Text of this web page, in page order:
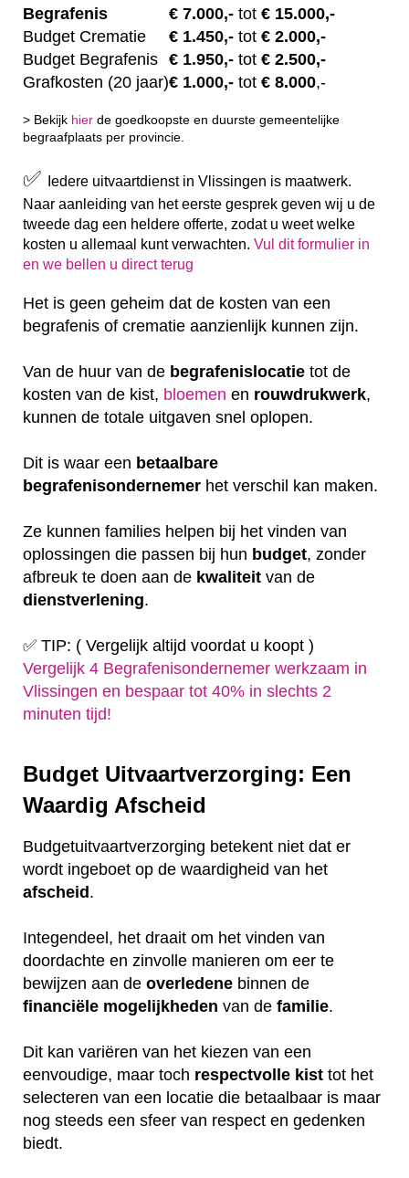
Begrafenis € 7.000,- tot € 15.000,-
Budget Crematie
€ 1.450,- tot € 2.000,-
Budget Begrafenis € 1.950,- tot € 2.500,-
Grafkosten (20 jaar)€ 1.000,- tot € 8.000,-
> Bekijk hier de goedkoopste en duurste gemeentelijke
begraafplaats per provincie.
✅
Iedere uitvaartdienst in Vlissingen is maatwerk.
Naar aanleiding van het eerste gesprek geven wij u de
tweede dag een heldere offerte, zodat u weet welke
kosten u allemaal kunt verwachten. Vul dit formulier in
en we bellen u direct terug
Het is geen geheim dat de kosten van een
begrafenis of crematie aanzienlijk kunnen zijn.
Van de huur van de begrafenislocatie tot de
kosten van de kist, bloemen en rouwdrukwerk,
kunnen de totale uitgaven snel oplopen.
Dit is waar een betaalbare
begrafenisondernemer het verschil kan maken.
Ze kunnen families helpen bij het vinden van
oplossingen die passen bij hun budget, zonder
afbreuk te doen aan de kwaliteit van de
dienstverlening.
✅ TIP: ( Vergelijk altijd voordat u koopt )
Vergelijk 4 Begrafenisondernemer werkzaam in
Vlissingen en bespaar tot 40% in slechts 2
minuten tijd!
Budget Uitvaartverzorging: Een
Waardig Afscheid
Budgetuitvaartverzorging betekent niet dat er
wordt ingeboet op de waardigheid van het
afscheid .
Integendeel, het draait om het vinden van
doordachte en zinvolle manieren om eer te
bewijzen aan de overledene binnen de
financiële mogelijkheden van de familie.
Dit kan variëren van het kiezen van een
eenvoudige, maar toch respectvolle kist tot het
selecteren van een locatie die betaalbaar is maar
nog steeds een sfeer van respect en gedenken
biedt.